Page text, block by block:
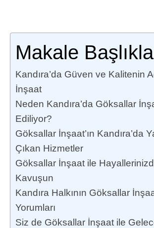
Makale
Kandıra’da Güven ve Kalitenin
İnşaat
Neden Kandıra’da Göksallar
Ediliyor?
Göksallar İnşaat’ın Kandıra’da
Çıkan Hizmetler
Göksallar İnşaat ile
Kavuşun
Kandıra Halkının Göksallar
Yorumları
Siz de Göksallar İnşaat ile